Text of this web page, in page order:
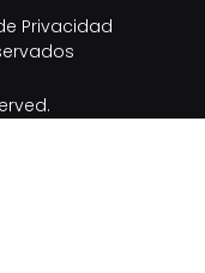
Privacidad